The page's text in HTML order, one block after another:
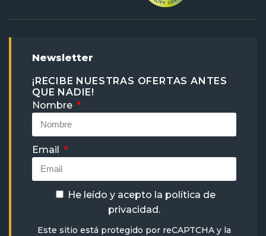
Newsletter
¡RECIBE NUESTRAS OFERTAS ANTES
QUE NADIE!
Nombre
Email
He leído y acepto la política de
privacidad.
Este sitio está protegido por reCAPTCHA y la